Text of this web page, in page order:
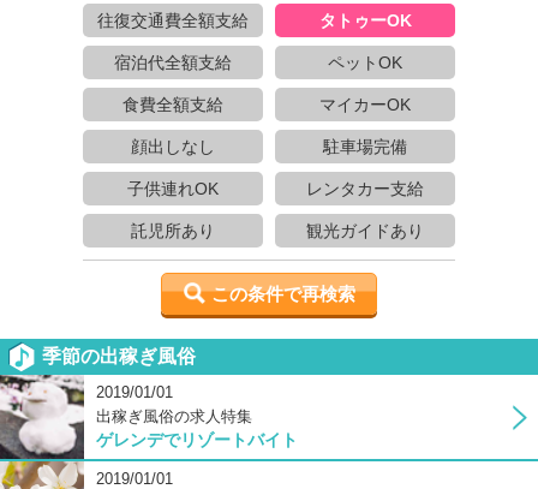
往復交通費全額支給
宿泊代全額支給
食費全額支給
顔出しなし
子供連れOK
託児所あり
タトゥーOK
ペットOK
マイカーOK
駐車場完備
レンタカー支給
観光ガイドあり
この条件で再検索
季節の出稼ぎ風俗
2019/01/01
出稼ぎ風俗の求人特集
ゲレンデでリゾートバイト
2019/01/01